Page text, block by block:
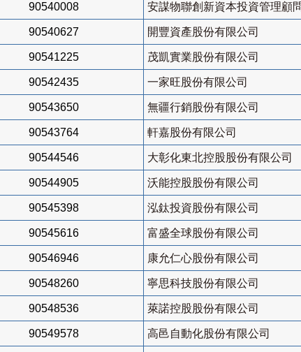
90540008 安謀物聯創新資本投資管理顧
90540627 開豐資產股份有限公司
90541225 茂凱實業股份有限公司
90542435 一家旺股份有限公司
90543650 無疆行銷股份有限公司
90543764 軒嘉股份有限公司
90544546 大彰化東北控股股份有限公司
90544905 沃能控股股份有限公司
90545398 泓鈦投資股份有限公司
90545616 富盛全球股份有限公司
90546946 康允仁心股份有限公司
90548260 寧思科技股份有限公司
90548536 萊諾控股股份有限公司
90549578 高邑自動化股份有限公司